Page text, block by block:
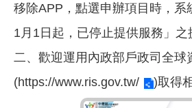
移除APP，點選申辦項目時，系
1月1日起，已停止提供服務」之
二、歡迎運用內政部戶政司全球
(https://www.ris.gov.tw/ )取得